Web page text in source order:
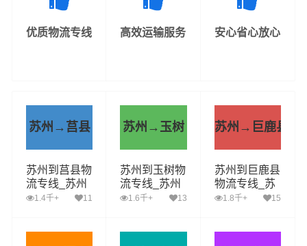
优质物流专线 高效运输服务 安心省心放心
苏州→莒县
苏州到莒县物
流专线_苏州
到莒县货运公
1.4千+ 11
苏州→玉树
苏州到玉树物
流专线_苏州
到玉树货运公
1.6千+ 13
苏州→巨鹿县
苏州到巨鹿县
物流专线_苏
州到巨鹿县货
1.8千+ 15